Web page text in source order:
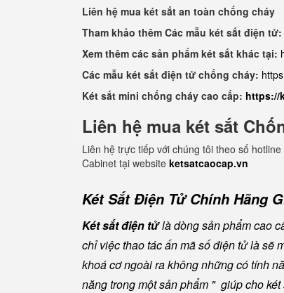
Liên hệ mua két sắt an toàn chống cháy
Tham khảo thêm Các mẫu két sắt điện tử:
Xem thêm các sản phẩm két sắt khác tại:
Các mẫu két sắt điện tử chống cháy:
Két sắt mini chống cháy cao cấp: https://
Liên hệ mua két sắt
Liên hệ trực tiếp với chúng tôi theo số
Cabinet tại website ketsatcaocap.vn
Két Sắt Điện Tử Chính Hãng
Két sắt điện tửlà dòng sản phẩm cao
chỉ việc thao tác ấn mã số điện tử là sẽ
khoá cơ ngoài ra không những có tính
năng trong một sản phẩm " giúp cho